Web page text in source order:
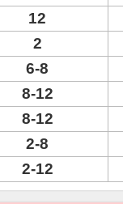
12
2
6-8
8-12
8-12
2-8
2-12